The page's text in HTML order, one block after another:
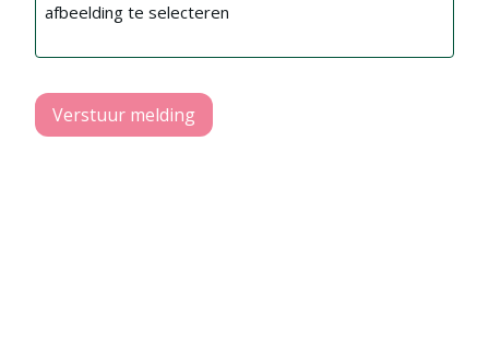
afbeelding te selecteren
Verstuur melding